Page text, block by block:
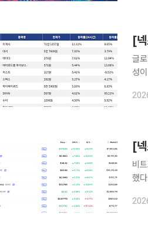
[
글
성이 확대되고 있다
는
비
했